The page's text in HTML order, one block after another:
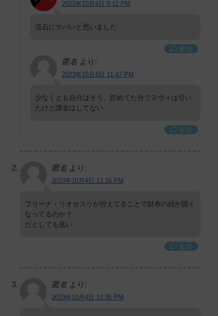
2023年10月4日 9:12 PM
流石にヤバいと思いました
返信
匿名 より:
2023年10月4日 11:47 PM
少なくとも自分はそう、貯めてた分でヌヴィは引い
たけど課金はしてない
返信
匿名 より:
2023年10月4日 11:16 PM
フリーナ・リオセスリが控えてることで財布の紐が固く
なってるのか？
だとしても低い
返信
匿名 より:
2023年10月4日 11:36 PM